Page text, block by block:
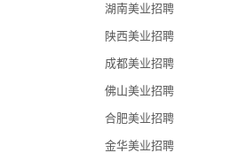
湖南美业招聘
陕西美业招聘
成都美业招聘
佛山美业招聘
合肥美业招聘
金华美业招聘